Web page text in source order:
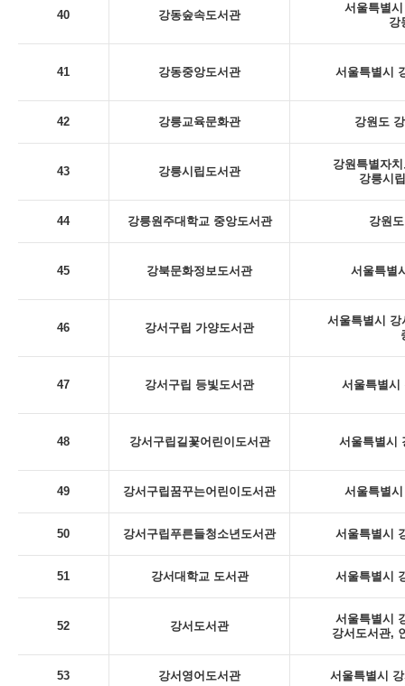
40 강동숲속도서관
서울특별
강
41 강동중앙도서관 서울특별시
42 강릉교육문화관 강원도
43 강릉시립도서관
강원특별자
강릉시
44 강릉원주대학교 중앙도서관 강원
45 강북문화정보도서관 서울특별
46 강서구립 가양도서관
서울특별시 강
47 강서구립 등빛도서관 서울특별시
48 강서구립길꽃어린이도서관 서울특별시
49 강서구립꿈꾸는어린이도서관 서울특별
50 강서구립푸른들청소년도서관 서울특별시
51 강서대학교 도서관 서울특별시
52 강서도서관
서울특별시
강서도서관,
53 강서영어도서관 서울특별시